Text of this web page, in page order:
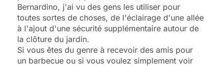
Bernardino, j'ai vu des gens les utiliser pour
toutes sortes de choses, de l'éclairage d'une allée
à l'ajout d'une sécurité supplémentaire autour de
la clôture du jardin.
Si vous êtes du genre à recevoir des amis pour
un barbecue ou si vous voulez simplement voir